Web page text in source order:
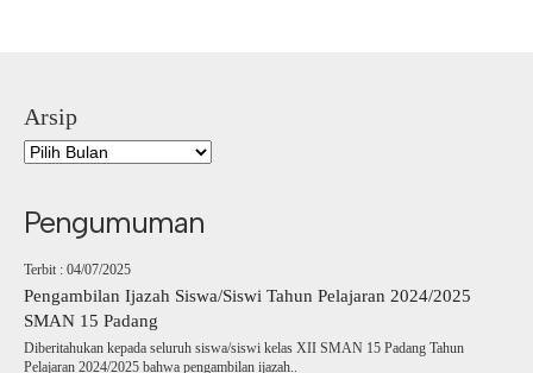
Arsip
Pengumuman
Terbit : 04/07/2025
Pengambilan Ijazah Siswa/Siswi Tahun Pelajaran 2024/2025
SMAN 15 Padang
Diberitahukan kepada seluruh siswa/siswi kelas XII SMAN 15 Padang Tahun
Pelajaran 2024/2025 bahwa pengambilan ijazah..